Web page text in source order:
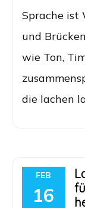
Sprache ist
und
wie Ton,
die lachen
FEB
16